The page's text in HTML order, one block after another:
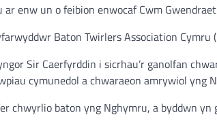
enw un o feibion enwocaf Cwm
Baton Twirlers Association Cymru
Sir Caerfyrddin i sicrhau’r ganolfan
cymunedol a chwaraeon amrywiol yng
chwyrlio baton yng Nghymru, a byddwn yn